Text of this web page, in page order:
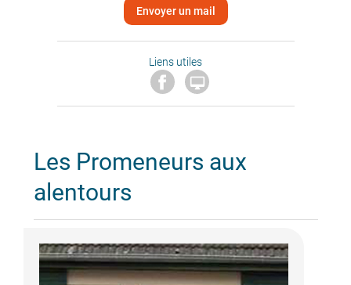
Envoyer un mail
Liens utiles

Les Promeneurs aux
alentours